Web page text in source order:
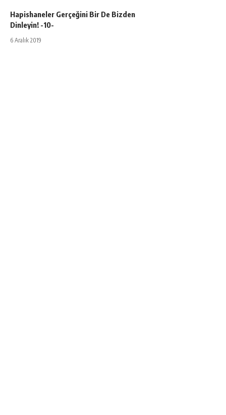
Hapishaneler Gerçeğini Bir De Bizden
Dinleyin! -10-
6 Aralık 2019